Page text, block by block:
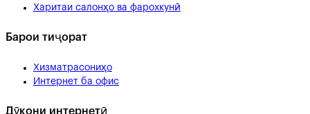
Харитаи салонҳо ва фарохкунӣ
Барои тиҷорат
Хизматрасониҳо
Интернет ба офис
Дӯкони интернетӣ